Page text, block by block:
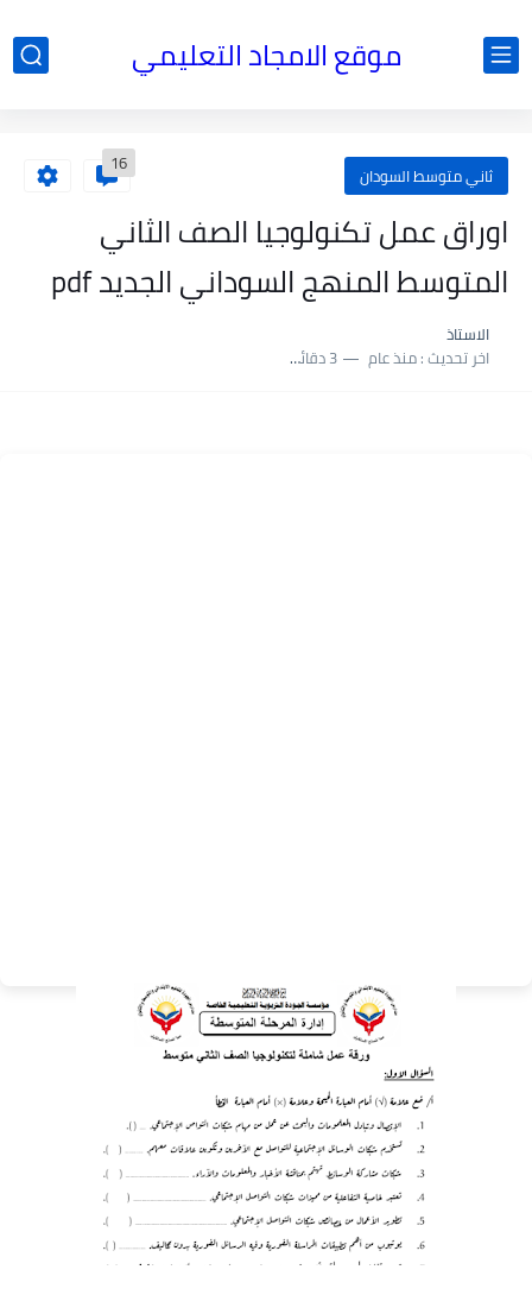
موقع الامجاد التعليمي
ثاني متوسط السودان 16
اوراق عمل تكنولوجيا الصف الثاني
المتوسط المنهج السوداني الجديد pdf
الاستاذ
اخر تحديث :منذ عام 3 دقائق للقراءة